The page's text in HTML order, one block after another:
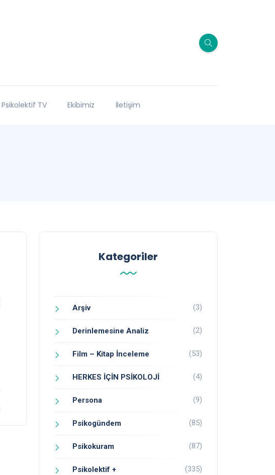
Psikolektif TV Ekibimiz İletişim
Kategoriler
Arşiv (3)
Derinlemesine Analiz (2)
Film – Kitap İnceleme (53)
HERKES İÇİN PSİKOLOJİ (4)
Persona (9)
Psikogündem (85)
Psikokuram (87)
Psikolektif + (335)